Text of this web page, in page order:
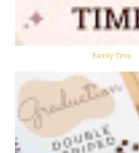
Family Time